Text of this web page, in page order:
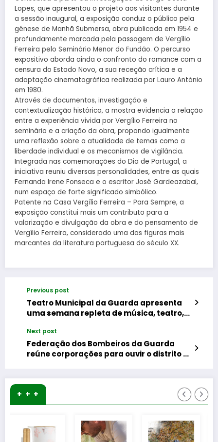
Lopes, que apresentou o projeto aos visitantes durante
a sessão inaugural, a exposição conduz o público pela
génese de Manhã Submersa, obra publicada em 1954 e
profundamente marcada pela passagem de Vergílio
Ferreira pelo Seminário Menor do Fundão. O percurso
expositivo aborda ainda o confronto do romance com a
censura do Estado Novo, a sua receção crítica e a
adaptação cinematográfica realizada por Lauro António
em 1980.
Através de documentos, investigação e
contextualização histórica, a mostra evidencia a relação
entre a experiência vivida por Vergílio Ferreira no
seminário e a criação da obra, propondo igualmente
uma reflexão sobre a atualidade de temas como a
liberdade individual e os mecanismos de vigilância.
Integrada nas comemorações do Dia de Portugal, a
iniciativa reuniu diversas personalidades, entre as quais
Fernanda Irene Fonseca e o escritor José Gardeazabal,
num espaço de forte significado simbólico.
Patente na Casa Vergílio Ferreira – Para Sempre, a
exposição constitui mais um contributo para a
valorização e divulgação da obra e do pensamento de
Vergílio Ferreira, considerado uma das figuras mais
marcantes da literatura portuguesa do século XX.
Previous post
Teatro Municipal da Guarda apresenta
uma semana repleta de música, teatro,
Next post
Federação dos Bombeiros da Guarda
reúne corporações para ouvir o distrito e
+ + +